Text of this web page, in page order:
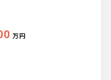
万円